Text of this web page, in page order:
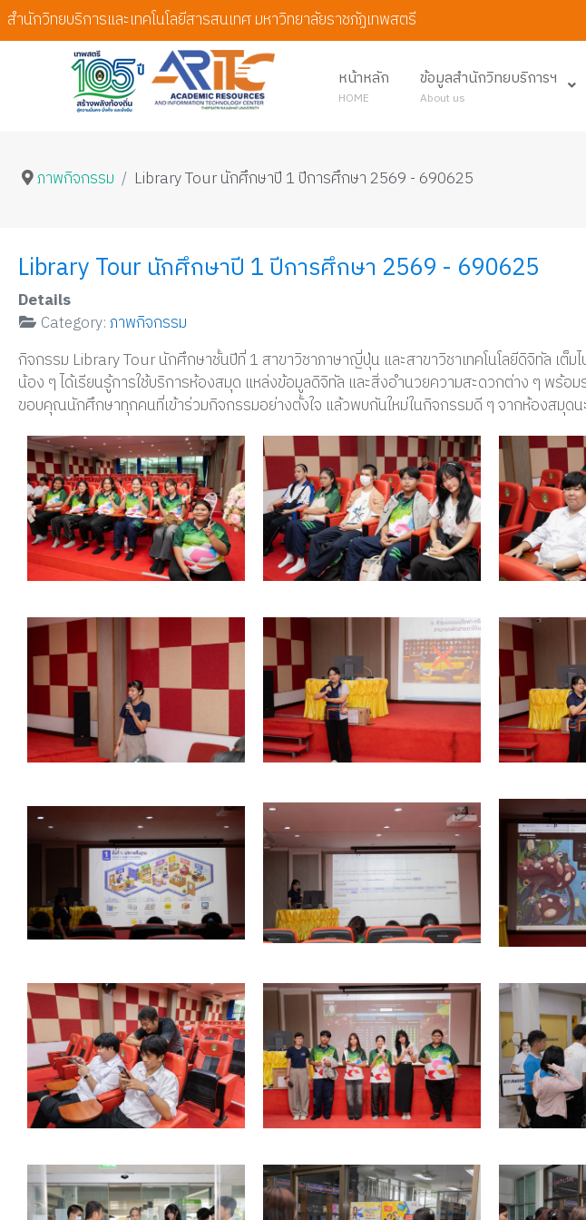
สำนักวิทยบริการและเทคโนโลยีสารสนเทศ มหาวิทยาลัยราชภัฏเทพสตรี
หน้าหลัก
HOME
ข้อมูลสำนักวิทยบริการฯ
About us
ภาพกิจกรรม Library Tour นักศึกษาปี 1 ปีการศึกษา 2569 - 690625
Library Tour นักศึกษาปี 1 ปีการศึกษา 2569 - 690625
Details
Category:ภาพกิจกรรม
กิจกรรม Library Tour นักศึกษาชั้นปีที่ 1 สาขาวิชาภาษาญี่ปุ่น และสาขาวิชาเทคโนโลยีดิจิทัล เต็ม
น้อง ๆ ได้เรียนรู้การใช้บริการห้องสมุด แหล่งข้อมูลดิจิทัล และสิ่งอำนวยความสะดวกต่าง ๆ พร้อม
ขอบคุณนักศึกษาทุกคนที่เข้าร่วมกิจกรรมอย่างตั้งใจ แล้วพบกันใหม่ในกิจกรรมดี ๆ จากห้องสมุด